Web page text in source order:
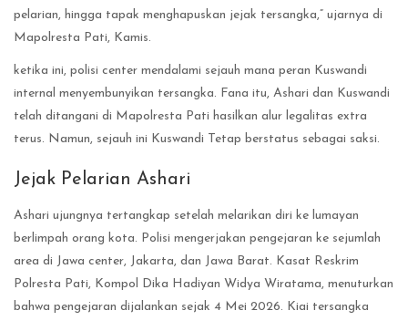
pelarian, hingga tapak menghapuskan jejak tersangka,” ujarnya di
Mapolresta Pati, Kamis.
ketika ini, polisi center mendalami sejauh mana peran Kuswandi
internal menyembunyikan tersangka. Fana itu, Ashari dan Kuswandi
telah ditangani di Mapolresta Pati hasilkan alur legalitas extra
terus. Namun, sejauh ini Kuswandi Tetap berstatus sebagai saksi.
Jejak Pelarian Ashari
Ashari ujungnya tertangkap setelah melarikan diri ke lumayan
berlimpah orang kota. Polisi mengerjakan pengejaran ke sejumlah
area di Jawa center, Jakarta, dan Jawa Barat. Kasat Reskrim
Polresta Pati, Kompol Dika Hadiyan Widya Wiratama, menuturkan
bahwa pengejaran dijalankan sejak 4 Mei 2026. Kiai tersangka